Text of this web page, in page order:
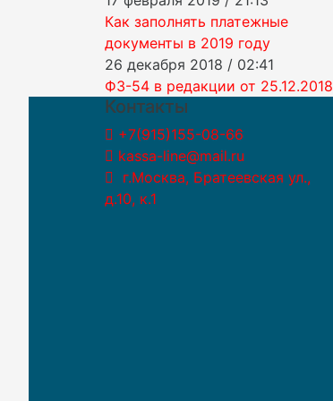
Как заполнять платежные
документы в 2019 году
26 декабря 2018 / 02:41
ФЗ-54 в редакции от 25.12.2018
Контакты
+7(915)155-08-66
kassa-line@mail.ru
г.Москва, Братеевская ул.,
д.10, к.1